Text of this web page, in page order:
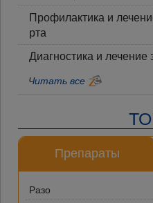
Профилактика и
рта
Диагностика и лечение
Читать все
Препараты
Разо